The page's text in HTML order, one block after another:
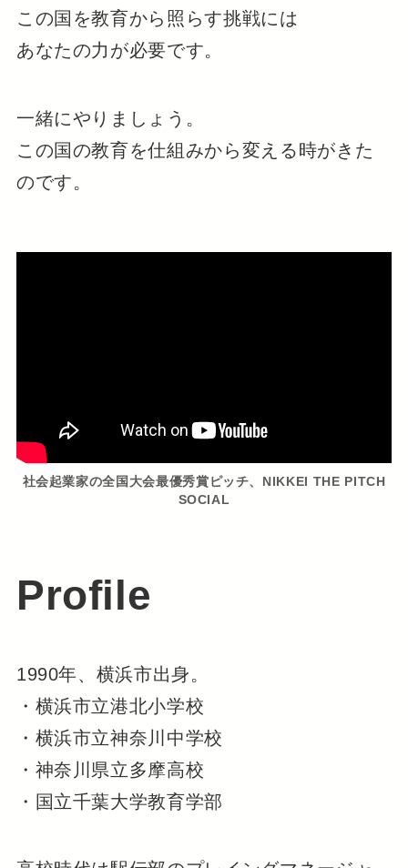
この国を教育から照らす挑戦には
あなたの力が必要です。
一緒にやりましょう。
この国の教育を仕組みから変える時がきた
のです。​
社会起業家の全国大会最優秀賞ピッチ、NIKKEI THE PITCH
SOCIAL
Profile
1990年、横浜市出身。
・横浜市立港北小学校
・横浜市立神奈川中学校
・神奈川県立多摩高校
・国立千葉大学教育学部